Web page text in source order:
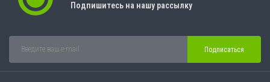
Подпишитесь на нашу рассылку
Подписаться